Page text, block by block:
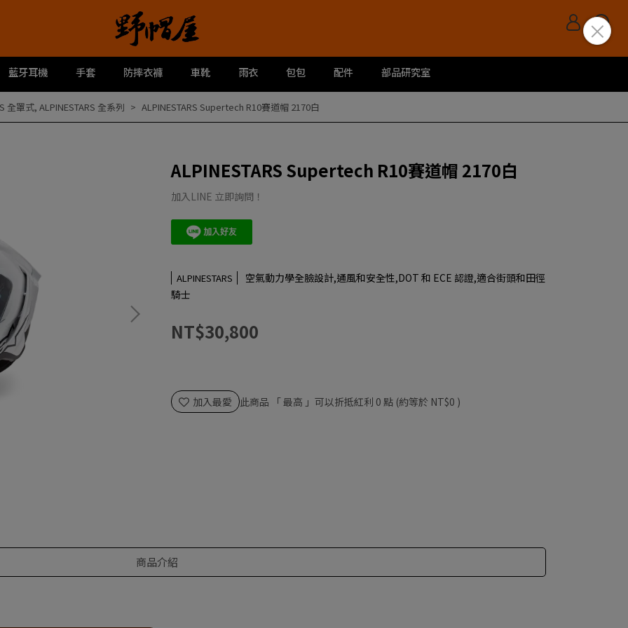
藍牙耳機 手套 防摔衣褲 車靴 雨衣 包包 配件 部品研究室
全罩式, ALPINESTARS 全系列 ALPINESTARS Supertech R10賽道帽 2170白
ALPINESTARS Supertech R10賽道帽 2170白
加入LINE 立即詢問！
ALPINESTARS
空氣動力學全臉設計,通風和安全性,DOT 和 ECE 認證,適合街頭和田徑
騎士
NT$30,800
加入最愛 此商品 「 最高 」可以折抵紅利 0 點 (約等於 NT$0 )
商品介紹